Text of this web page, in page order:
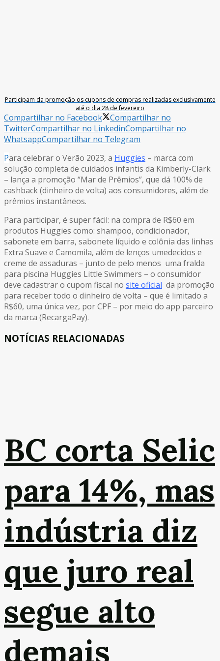
Participam da promoção os cupons de compras realizadas exclusivamente
até o dia 28 de fevereiro
Compartilhar no Facebook
Compartilhar no
TwitterCompartilhar no LinkedinCompartilhar no
WhatsappCompartilhar no Telegram
Para celebrar o Verão 2023, a Huggies – marca com
solução completa de cuidados infantis da Kimberly-Clark
– lança a promoção “Mar de Prêmios”, que dá 100% de
cashback (dinheiro de volta) aos consumidores, além de
prêmios instantâneos.
Para participar, é super fácil: na compra de R$60 em
produtos Huggies como: shampoo, condicionador,
sabonete em barra, sabonete líquido e colônia das linhas
Extra Suave e Camomila, além de lenços umedecidos e
creme de assaduras – junto de pelo menos uma fralda
para piscina Huggies Little Swimmers – o consumidor
deve cadastrar o cupom fiscal no site oficial da promoção
para receber todo o dinheiro de volta – que é limitado a
R$60, uma única vez, por CPF – por meio do app parceiro
da marca (RecargaPay).
NOTÍCIAS RELACIONADAS
BC corta Selic
para 14%, mas
indústria diz
que juro real
segue alto
demais